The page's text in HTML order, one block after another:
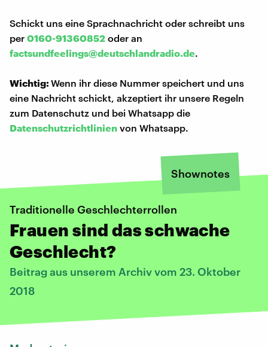
Schickt uns eine Sprachnachricht oder schreibt uns
per 0160-91360852 oder an
factsundfeelings@deutschlandradio.de.
Wichtig:Wenn ihr diese Nummer speichert und uns
eine Nachricht schickt, akzeptiert ihr unsere Regeln
zum Datenschutz und bei Whatsapp die
Datenschutzrichtlinien von Whatsapp.
Shownotes
Traditionelle Geschlechterrollen
Frauen sind das schwache
Geschlecht?
Beitrag aus unserem Archiv vom 23. Oktober
2018